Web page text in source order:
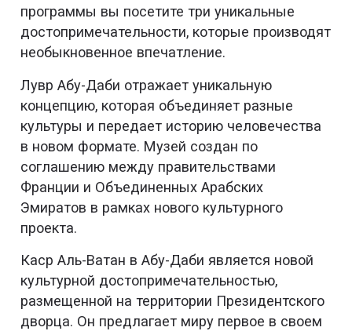
программы вы посетите три уникальные
достопримечательности, которые производят
необыкновенное впечатление.
Лувр Абу-Даби отражает уникальную
концепцию, которая объединяет разные
культуры и передает историю человечества
в новом формате. Музей создан по
соглашению между правительствами
Франции и Объединенных Арабских
Эмиратов в рамках нового культурного
проекта.
Каср Аль-Ватан в Абу-Даби является новой
культурной достопримечательностью,
размещенной на территории Президентского
дворца. Он предлагает миру первое в своем